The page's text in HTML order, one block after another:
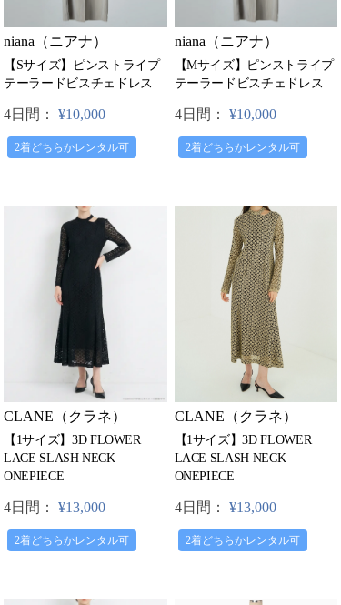
niana（ニアナ）
【Sサイズ】ピンストライプ
テーラードビスチェドレス
4日間： ¥10,000
2着どちらかレンタル可
niana（ニアナ）
【Mサイズ】ピンストライプ
テーラードビスチェドレス
4日間： ¥10,000
2着どちらかレンタル可
CLANE（クラネ）
【1サイズ】3D FLOWER
LACE SLASH NECK
ONEPIECE
4日間： ¥13,000
2着どちらかレンタル可
CLANE（クラネ）
【1サイズ】3D FLOWER
LACE SLASH NECK
ONEPIECE
4日間： ¥13,000
2着どちらかレンタル可